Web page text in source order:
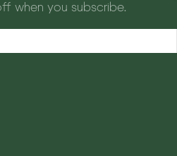
when you subscribe.